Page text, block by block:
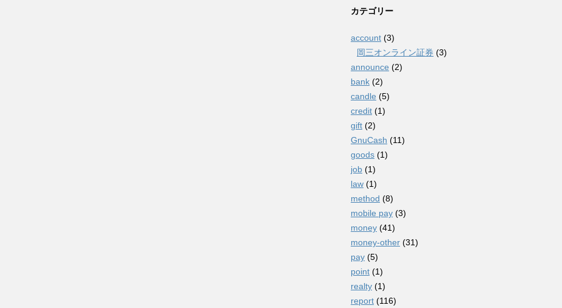
カテゴリー
account (3)
岡三オンライン証券 (3)
announce (2)
bank (2)
candle (5)
credit (1)
gift (2)
GnuCash (11)
goods (1)
job (1)
law (1)
method (8)
mobile pay (3)
money (41)
money-other (31)
pay (5)
point (1)
realty (1)
report (116)